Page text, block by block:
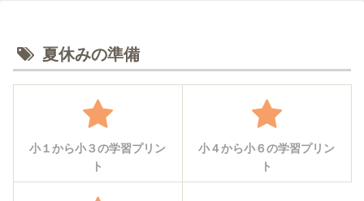
夏休みの準備
小１から小３の学習プリン
ト
小４から小６の学習プリン
ト